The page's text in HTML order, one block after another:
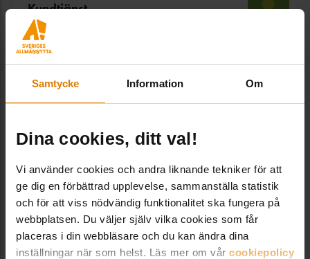
Samtycke Information Om
Dina cookies, ditt val!
Vi använder cookies och andra liknande tekniker för att
ge dig en förbättrad upplevelse, sammanställa statistik
och för att viss nödvändig funktionalitet ska fungera på
webbplatsen. Du väljer själv vilka cookies som får
placeras i din webbläsare och du kan ändra dina
inställningar när som helst. Läs mer om vår cookiepolicy
Kundtjänst
Kundtjänst/vaktmästeri, Administration
Vaktmästeriet och tar bland annat hand om
beställningar och kundtjänstfrågor i vår webbshop.
vaktmasteri@sverigesallmannytta.se
08-406 55 00
Hur lång är leveranstiden?
Hur gör jag för att ladda ner en fil?